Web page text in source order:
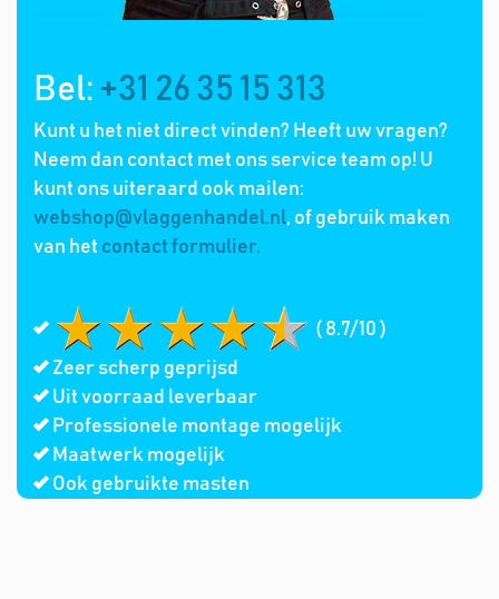
Bel: +31 26 35 15 313
Kunt u het niet direct vinden? Heeft uw vragen?
Neem dan contact met ons service team op! U
kunt ons uiteraard ook mailen:
webshop@vlaggenhandel.nl, of gebruik maken
van het contact formulier.
( 8.7/10 )
Zeer scherp geprijsd
Uit voorraad leverbaar
Professionele montage mogelijk
Maatwerk mogelijk
Ook gebruikte masten